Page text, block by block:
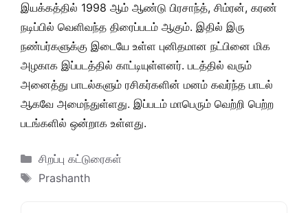
இயக்கத்தில் 1998 ஆம் ஆண்டு பிரசாந்த், சிம்ரன், கரண்
நடிப்பில் வெளிவந்த திரைப்படம் ஆகும். இதில் இரு
நண்பர்களுக்கு இடையே உள்ள புனிதமான நட்பினை மிக
அழகாக இப்படத்தில் காட்டியுள்ளனர். படத்தில் வரும்
அனைத்து பாடல்களும் ரசிகர்களின் மனம் கவர்ந்த பாடல்
ஆகவே அமைந்துள்ளது. இப்படம் மாபெரும் வெற்றி பெற்ற
படங்களில் ஒன்றாக உள்ளது.
Categories
சிறப்பு கட்டுரைகள்
Tags
Prashanth